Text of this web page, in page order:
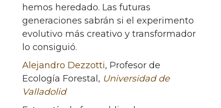
hemos heredado. Las futuras
generaciones sabrán si el experimento
evolutivo más creativo y transformador
lo consiguió.
Alejandro Dezzotti, Profesor de
Ecología Forestal, Universidad de
Valladolid